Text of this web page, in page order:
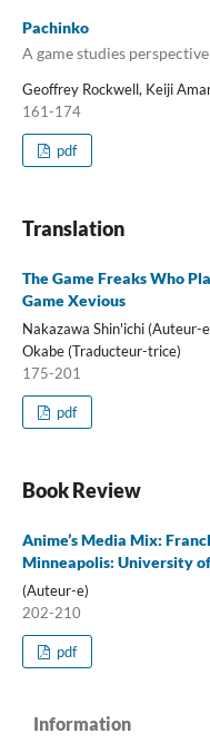
Pachinko
A game studies perspective
Geoffrey Rockwell, Keiji
161-174
pdf
Translation
The Game Freaks Who
Game Xevious
Nakazawa Shin'ichi (Auteur-
Okabe (Traducteur-trice)
175-201
pdf
Book Review
Anime’s Media Mix:
Minneapolis: University
(Auteur-e)
202-210
pdf
Information